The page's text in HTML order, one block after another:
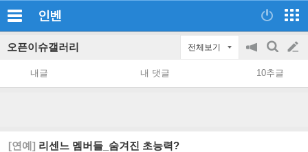
인벤
오픈이슈갤러리 전체보기
공
지
on/off
검
색
글
쓰
내글 내 댓글 10추글
[연예] 리센느 멤버들_숨겨진 초능력?